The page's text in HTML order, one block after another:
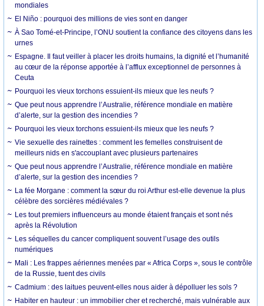
mondiales
El Niño : pourquoi des millions de vies sont en danger
À Sao Tomé-et-Principe, l’ONU soutient la confiance des citoyens dans les
urnes
Espagne. Il faut veiller à placer les droits humains, la dignité et l’humanité
au cœur de la réponse apportée à l’afflux exceptionnel de personnes à
Ceuta
Pourquoi les vieux torchons essuient-ils mieux que les neufs ?
Que peut nous apprendre l’Australie, référence mondiale en matière
d’alerte, sur la gestion des incendies ?
Pourquoi les vieux torchons essuient-ils mieux que les neufs ?
Vie sexuelle des rainettes : comment les femelles construisent de
meilleurs nids en s'accouplant avec plusieurs partenaires
Que peut nous apprendre l’Australie, référence mondiale en matière
d’alerte, sur la gestion des incendies ?
La fée Morgane : comment la sœur du roi Arthur est-elle devenue la plus
célèbre des sorcières médiévales ?
Les tout premiers influenceurs au monde étaient français et sont nés
après la Révolution
Les séquelles du cancer compliquent souvent l’usage des outils
numériques
Mali : Les frappes aériennes menées par « Africa Corps », sous le contrôle
de la Russie, tuent des civils
Cadmium : des laitues peuvent-elles nous aider à dépolluer les sols ?
Habiter en hauteur : un immobilier cher et recherché, mais vulnérable aux